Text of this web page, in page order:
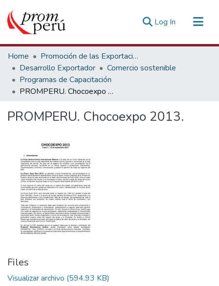
Log In (current)
Communities & Collections
All of DSpace
Statistics
Estadísticas Externas
Home
Promoción de las Exportaciones
Desarrollo Exportador
Comercio sostenible
Programas de Capacitación
PROMPERU. Chocoexpo 2013.
PROMPERU. Chocoexpo 2013.
Files
Visualizar archivo (594.93 KB)